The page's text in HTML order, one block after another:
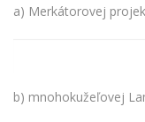
a) Merkátorovej
b) mnohokužeľovej